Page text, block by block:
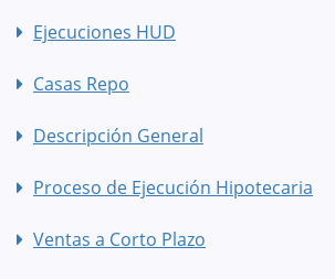
Ejecuciones HUD
Casas Repo
Descripción General
Proceso de Ejecución Hipotecaria
Ventas a Corto Plazo